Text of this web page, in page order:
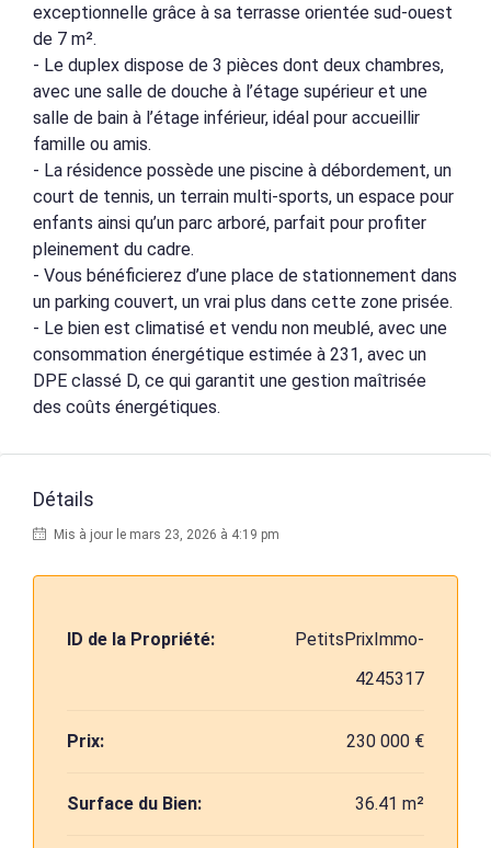
exceptionnelle grâce à sa terrasse orientée sud-ouest
de 7 m².
- Le duplex dispose de 3 pièces dont deux chambres,
avec une salle de douche à l’étage supérieur et une
salle de bain à l’étage inférieur, idéal pour accueillir
famille ou amis.
- La résidence possède une piscine à débordement, un
court de tennis, un terrain multi-sports, un espace pour
enfants ainsi qu’un parc arboré, parfait pour profiter
pleinement du cadre.
- Vous bénéficierez d’une place de stationnement dans
un parking couvert, un vrai plus dans cette zone prisée.
- Le bien est climatisé et vendu non meublé, avec une
consommation énergétique estimée à 231, avec un
DPE classé D, ce qui garantit une gestion maîtrisée
des coûts énergétiques.
Détails
Mis à jour le mars 23, 2026 à 4:19 pm
ID de la Propriété:
PetitsPrixImmo-
4245317
Prix: 230 000 €
Surface du Bien: 36.41 m²